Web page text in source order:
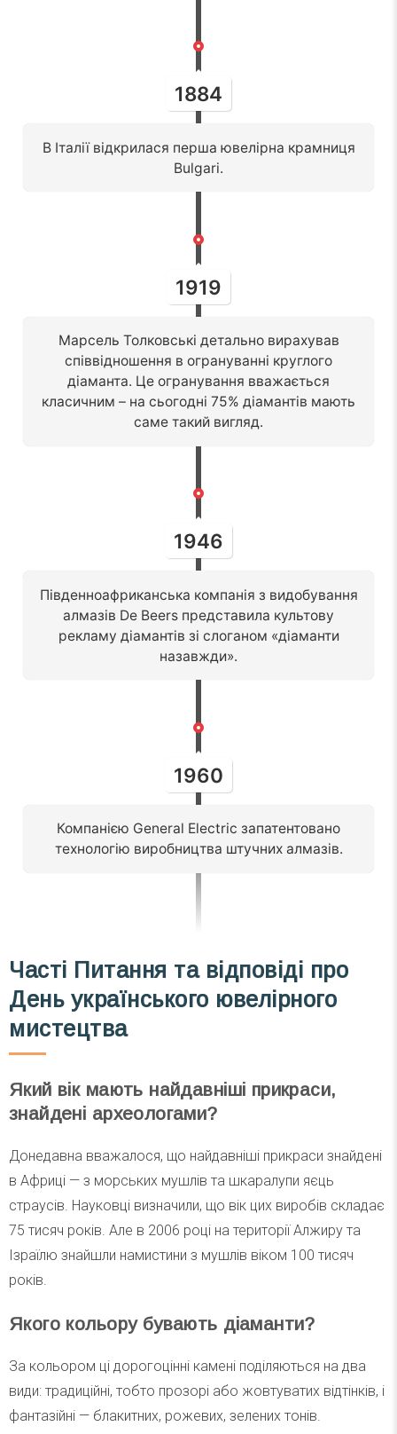
1884
В Італії відкрилася перша ювелірна крамниця
Bulgari.
1919
Марсель Толковські детально вирахував
співвідношення в огрануванні круглого
діаманта. Це огранування вважається
класичним – на сьогодні 75% діамантів мають
саме такий вигляд.
1946
Південноафриканська компанія з видобування
алмазів De Beers представила культову
рекламу діамантів зі слоганом «діаманти
назавжди».
1960
Компанією General Electric запатентовано
технологію виробництва штучних алмазів.
Часті Питання та відповіді про
День українського ювелірного
мистецтва
Який вік мають найдавніші прикраси,
знайдені археологами?
Донедавна вважалося, що найдавніші прикраси знайдені
в Африці — з морських мушлів та шкаралупи яєць
страусів. Науковці визначили, що вік цих виробів складає
75 тисяч років. Але в 2006 році на території Алжиру та
Ізраїлю знайшли намистини з мушлів віком 100 тисяч
років.
Якого кольору бувають діаманти?
За кольором ці дорогоцінні камені поділяються на два
види: традиційні, тобто прозорі або жовтуватих відтінків, і
фантазійні — блакитних, рожевих, зелених тонів.